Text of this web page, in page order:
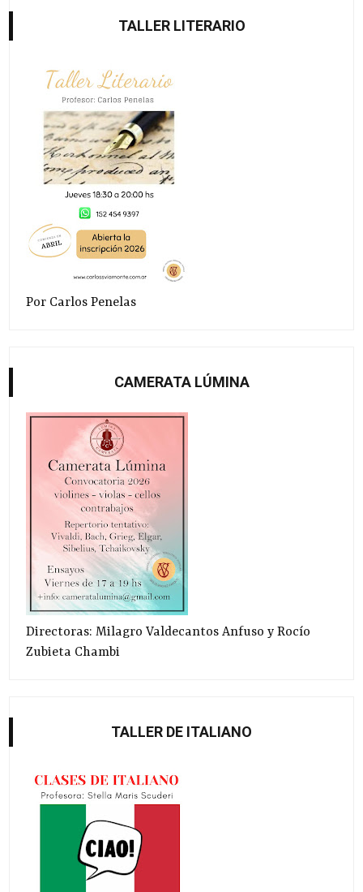
TALLER LITERARIO
Por Carlos Penelas
CAMERATA LÚMINA
Directoras: Milagro Valdecantos Anfuso y Rocío
Zubieta Chambi
TALLER DE ITALIANO